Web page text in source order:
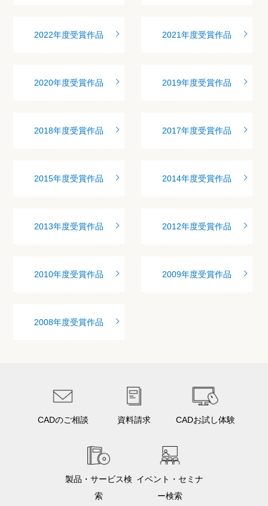
2022年度受賞作品 2021年度受賞作品
2020年度受賞作品 2019年度受賞作品
2018年度受賞作品 2017年度受賞作品
2015年度受賞作品 2014年度受賞作品
2013年度受賞作品 2012年度受賞作品
2010年度受賞作品 2009年度受賞作品
2008年度受賞作品
CADのご相談 資料請求 CADお試し体験
製品・サービス検
索
イベント・セミナ
ー検索